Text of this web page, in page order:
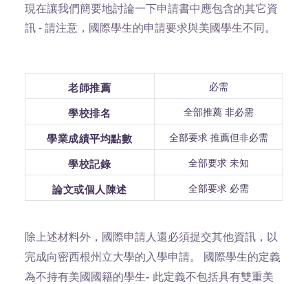
現在讓我們簡要地討論一下申請書中應包含的其它資
訊 - 請注意，國際學生的申請要求與美國學生不同。
老師推薦 必需
學校排名 全部推薦 非必需
學業成績平均點數 全部要求 推薦但非必需
學校記錄 全部要求 未知
論文或個人陳述 全部要求 必需
除上述材料外，國際申請人還必須提交其他資訊，以
完成向密西根州立大學的入學申請。 國際學生的定義
為不持有美國國籍的學生- 此定義不包括具有雙重美